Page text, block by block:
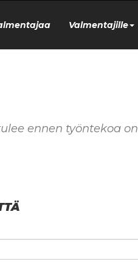
Valmentajille
ennen työntekoa on